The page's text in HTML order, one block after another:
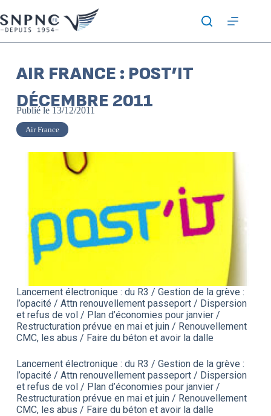
AIR FRANCE : POST’IT
DÉCEMBRE 2011
Publié le 13/12/2011
Air France
Lancement électronique : du R3 / Gestion de la grève :
l’opacité / Attn renouvellement passeport / Dispersion
et refus de vol / Plan d’économies pour janvier /
Restructuration prévue en mai et juin / Renouvellement
CMC, les abus / Faire du béton et avoir la dalle
Lancement électronique : du R3 / Gestion de la grève :
l’opacité / Attn renouvellement passeport / Dispersion
et refus de vol / Plan d’économies pour janvier /
Restructuration prévue en mai et juin / Renouvellement
CMC, les abus / Faire du béton et avoir la dalle